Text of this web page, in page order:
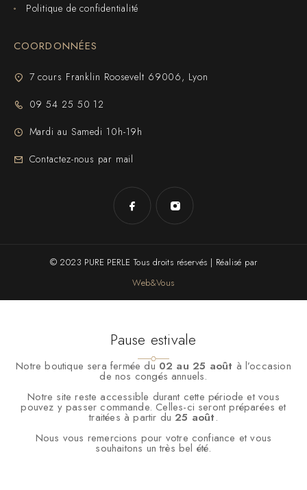
Politique de confidentialité
COORDONNÉES
7 cours Franklin Roosevelt 69006, Lyon
09 54 25 50 12
Mardi au Samedi 10h-19h
Contactez-nous par mail
© 2023 PURE PERLE Tous droits réservés | Réalisé par
Web&Vous
Pause estivale
Notre boutique sera fermée du 02 au 25 août à l’occasion
de nos congés annuels.
Notre site reste accessible durant cette période et vous
pouvez y passer commande. Celles-ci seront préparées et
traitées à partir du 25 août.
Nous vous remercions pour votre confiance et vous
souhaitons un très bel été.